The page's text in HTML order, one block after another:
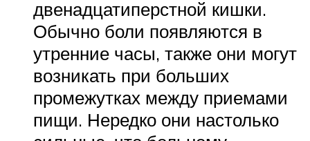
двенадцатиперстной кишки.
Обычно боли появляются в
утренние часы, также они могут
возникать при больших
промежутках между приемами
пищи. Нередко они настолько